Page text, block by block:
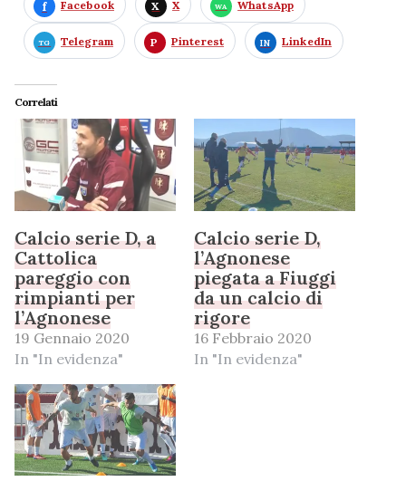
Facebook X WhatsApp
Telegram Pinterest LinkedIn
Correlati
Calcio serie D, a
Cattolica
pareggio con
rimpianti per
l’Agnonese
19 Gennaio 2020
In "In evidenza"
Calcio serie D,
l’Agnonese
piegata a Fiuggi
da un calcio di
rigore
16 Febbraio 2020
In "In evidenza"